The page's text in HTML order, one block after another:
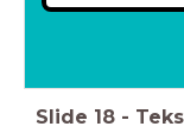
Slide 18 -